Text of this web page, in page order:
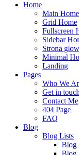
Home
Main Home
Grid Home
Fullscreen
Sidebar
Strona
Minimal
Landing
Pages
Who We
Get in touch
Contact Me
404 Page
FAQ
Blog
Blog Lists
Blog